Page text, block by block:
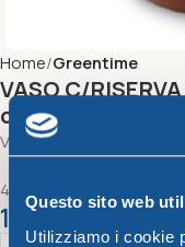
Questo sito web
Utilizziamo i cookie
Home Greentime
VASO C/
cotto
Vaso C/Riserva
45 x h 36 cm
12,65€